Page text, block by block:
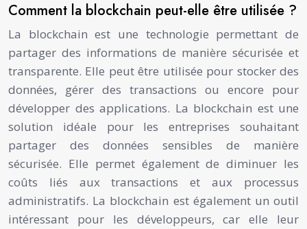
Comment la blockchain peut-elle être utilisée ?
La blockchain est une technologie permettant de
partager des informations de manière sécurisée et
transparente. Elle peut être utilisée pour stocker des
données, gérer des transactions ou encore pour
développer des applications. La blockchain est une
solution idéale pour les entreprises souhaitant
partager des données sensibles de manière
sécurisée. Elle permet également de diminuer les
coûts liés aux transactions et aux processus
administratifs. La blockchain est également un outil
intéressant pour les développeurs, car elle leur